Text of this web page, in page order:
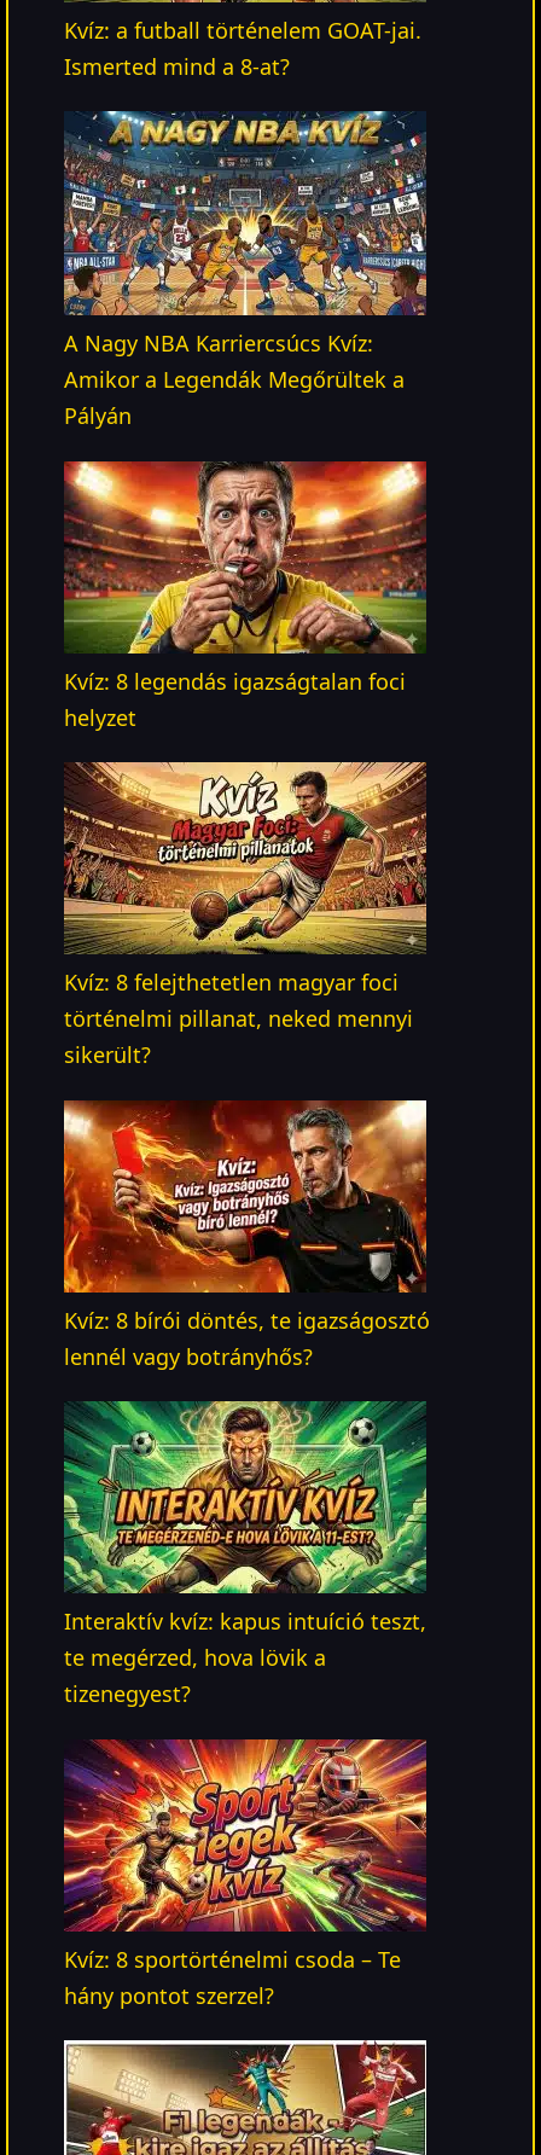
Kvíz: a futball történelem GOAT-jai.
Ismerted mind a 8-at?
A Nagy NBA Karriercsúcs Kvíz:
Amikor a Legendák Megőrültek a
Pályán
Kvíz: 8 legendás igazságtalan foci
helyzet
Kvíz: 8 felejthetetlen magyar foci
történelmi pillanat, neked mennyi
sikerült?
Kvíz: 8 bírói döntés, te igazságosztó
lennél vagy botrányhős?
Interaktív kvíz: kapus intuíció teszt,
te megérzed, hova lövik a
tizenegyest?
Kvíz: 8 sportörténelmi csoda – Te
hány pontot szerzel?